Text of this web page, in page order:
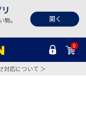
0
対応について ＞